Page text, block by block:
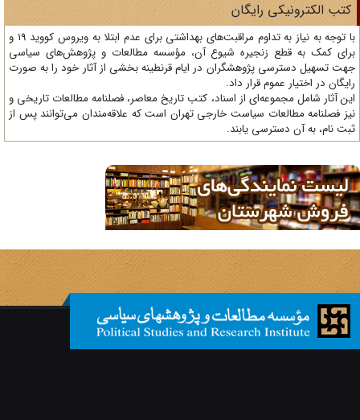
الکترونیکی رایگان
با توجه به نیاز به تداوم مراقبت‌های بهداشتی برای عدم ابتلا به ویروس کووید 19 و
کمک به قطع زنجیره شیوع آن، مؤسسه مطالعات و پژوهش‌های سیاسی
تسهیل دسترسی پژوهشگران در ایام قرنطینه بخشی از آثار خود را به صورت
در اختیار عموم قرار داد.
آثار شامل مجموعه‌ای از اسناد، کتب تاریخ معاصر، فصلنامه‌ مطالعات تاریخی و
فصلنامه مطالعات سیاست خارجی تهران است که علاقه‌مندان می‌توانند پس از
نام، به آن دسترسی یابند.